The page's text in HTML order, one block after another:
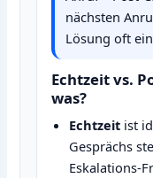
nächsten
Lösung oft
Echtzeit vs.
was?
Echtzeit ist
Gesprächs